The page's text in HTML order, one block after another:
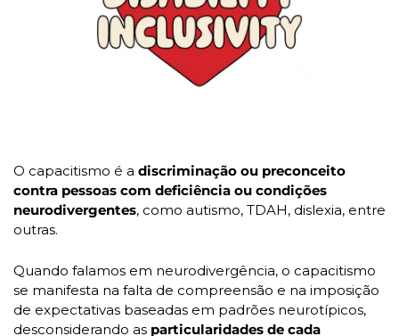
O capacitismo é a discriminação ou preconceito
contra pessoas com deficiência ou condições
neurodivergentes, como autismo, TDAH, dislexia, entre
outras.
Quando falamos em neurodivergência, o capacitismo
se manifesta na falta de compreensão e na imposição
de expectativas baseadas em padrões neurotípicos,
desconsiderando as particularidades de cada